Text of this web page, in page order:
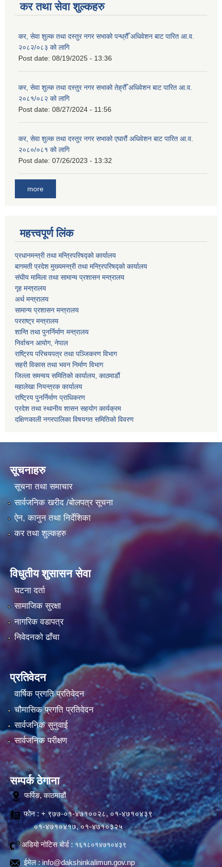
कर तथा सेवा शुल्कहरु
कर, सेवा शुल्क तथा दस्तुर नगर सभाको पन्ध्रौँ अधिवेशन बाट पारित आ.व.
२०८२/०८३ को लागि
Post date: 08/19/2025 - 13:36
कर, सेवा शुल्क तथा दस्तुर नगर सभाको तेह्रौँ अधिवेशन बाट पारित आ.व.
२०८१/०८२ को लागि
Post date: 08/27/2024 - 11:56
कर, सेवा शुल्क तथा दस्तुर नगर सभाको एघारौं अधिवेशन बाट पारित आ.व.
२०८०/०८१ को लागि
Post date: 07/26/2023 - 13:32
more
महत्त्वपूर्ण लिंक
प्रधानमन्त्री तथा मन्त्रिपरिषद्को कार्यालय
बागमती प्रदेश मुख्यमन्त्री तथा मन्त्रिपरिषद्को कार्यालय
संघीय मामिला तथा सामान्य प्रशासन मन्त्रालय
गृह मन्त्रालय
अर्थ मन्त्रालय
सामान्य प्रशासन मन्त्रालय
परराष्ट्र मन्त्रालय
शान्ति तथा पुनर्निर्माण मन्त्रालय
निर्वाचन आयोग, नेपाल
राष्ट्रिय परिचयपत्र तथा पञ्जिकरण विभाग
सहरी विकास तथा भवन निर्माण विभाग
जिल्ला समन्वय समितिको कार्यालय, काठमाडौं
महालेखा नियन्त्रक कार्यालय
राष्ट्रिय पुनर्निर्माण प्राधिकरण
प्रदेश तथा स्थानीय शासन सहयोग कार्यक्रम
दक्षिणकाली नगरपालिका विषयगत समितिको विवरण
सूचनाहरु
सूचना तथा समाचार
सार्वजनिक खरीद /बोलपत्र सूचना
ऐन, कानुन तथा निर्देशिका
कर तथा शुल्कहरु
विधुतीय शुसासन सेवा
घटना दर्ता
सामाजिक सुरक्षा
नागरिक वडापत्र
निवेदनको ढाँचा
प्रतिवेदन
वार्षिक प्रगति प्रतिवेदन
चौमासिक प्रगति प्रतिवेदन
सार्वजनिक सुनुवाई
सार्वजनिक परीक्षण
सम्पर्क ठेगाना
फर्पिङ, काठमाडौं
फोन : + ९७७-०१-४७१००२८, ०१-४७१०४३९
०१-४७१०४१७, ०१-४७१०३२५
अडियो नोटिस बोर्ड : १६१८०१४७१०४३९
ईमेल :info@dakshinkalimun.gov.np